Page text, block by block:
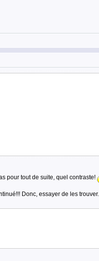
pour tout de suite, quel contraste!
Donc, essayer de les trouver...